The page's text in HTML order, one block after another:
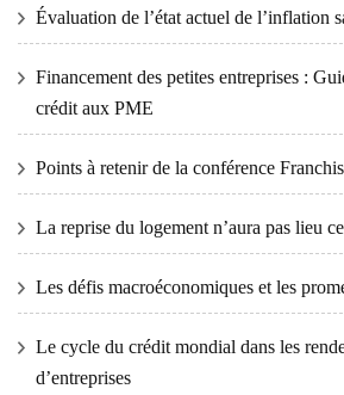
Évaluation de l’état actuel de l’inflation
Financement des petites entreprises :
crédit aux PME
Points à retenir de la conférence
La reprise du logement n’aura pas lieu
Les défis macroéconomiques et les
Le cycle du crédit mondial dans les
d’entreprises